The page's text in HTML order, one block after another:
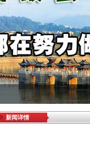
新闻详情